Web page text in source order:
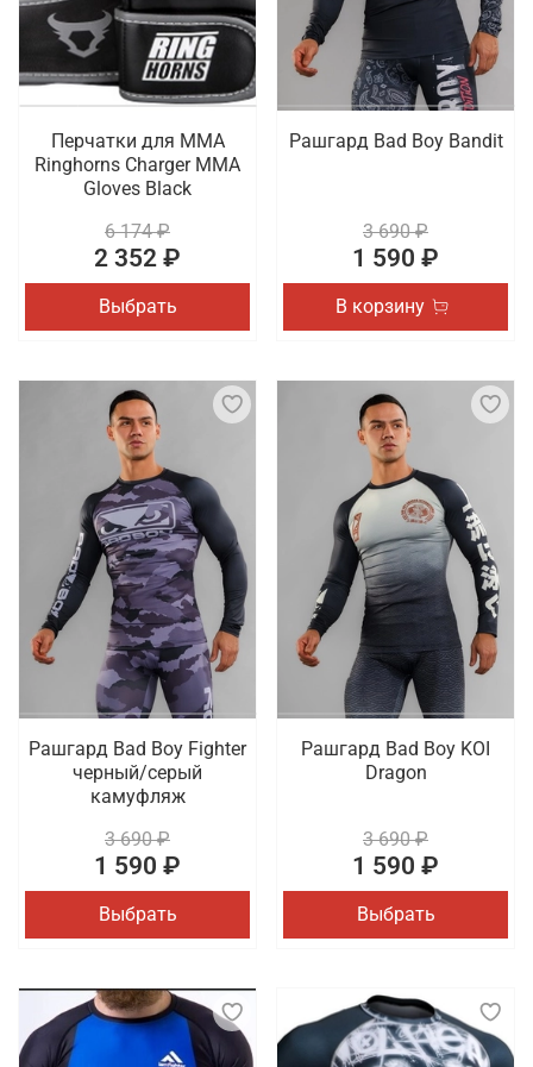
Перчатки для ММА
Ringhorns Charger MMA
Gloves Black
6 174 ₽
2 352 ₽
Выбрать
Рашгард Bad Boy Bandit
3 690 ₽
1 590 ₽
В корзину
Рашгард Bad Boy Fighter
черный/серый
камуфляж
3 690 ₽
1 590 ₽
Выбрать
Рашгард Bad Boy KOI
Dragon
3 690 ₽
1 590 ₽
Выбрать